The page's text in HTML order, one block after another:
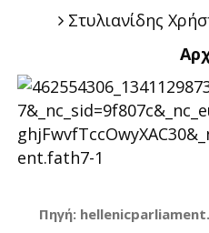
Στυλιανίδης
Πηγή: